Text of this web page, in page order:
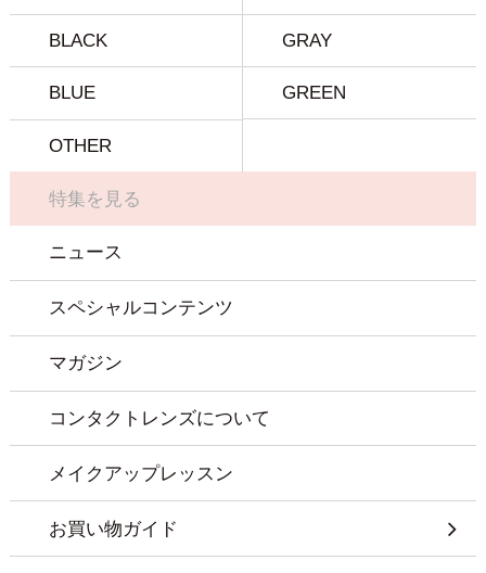
BLACK GRAY
BLUE GREEN
OTHER
特集を見る
ニュース
スペシャルコンテンツ
マガジン
コンタクトレンズについて
メイクアップレッスン
お買い物ガイド